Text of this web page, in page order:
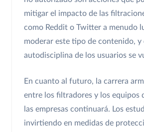
mitigar el impacto de las
como Reddit o Twitter a menudo
moderar este tipo de contenido, y
autodisciplina de los usuarios se
En cuanto al futuro, la carrera
entre los filtradores y los equipos
las empresas continuará. Los
invirtiendo en medidas de